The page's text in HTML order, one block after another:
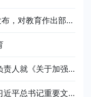
，对教育作出部署
责人就《关于加强
近平总书记重要文